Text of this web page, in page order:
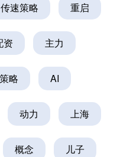
传速策略 重启
资 主力
略 AI
动力 上海
概念 儿子